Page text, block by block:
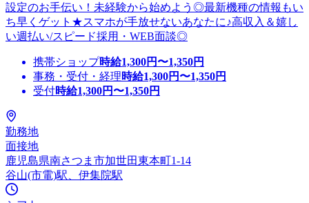
設定のお手伝い！未経験から始めよう◎最新機種の情報もい
ち早くゲット★スマホが手放せないあなたに♪高収入＆嬉し
い週払い/スピード採用・WEB面談◎
携帯ショップ時給1,300円〜1,350円
事務・受付・経理時給1,300円〜1,350円
受付時給1,300円〜1,350円
勤務地
面接地
鹿児島県南さつま市加世田東本町1-14
谷山(市電)駅、伊集院駅